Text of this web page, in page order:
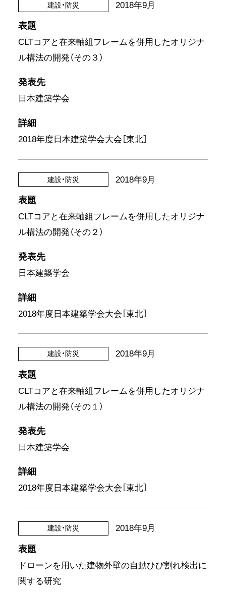
建設・防災 2018年9月
表題
CLTコアと在来軸組フレームを併用したオリジナ
ル構法の開発（その３）
発表先
日本建築学会
詳細
2018年度日本建築学会大会［東北］
建設・防災 2018年9月
表題
CLTコアと在来軸組フレームを併用したオリジナ
ル構法の開発（その２）
発表先
日本建築学会
詳細
2018年度日本建築学会大会［東北］
建設・防災 2018年9月
表題
CLTコアと在来軸組フレームを併用したオリジナ
ル構法の開発（その１）
発表先
日本建築学会
詳細
2018年度日本建築学会大会［東北］
建設・防災 2018年9月
表題
ドローンを用いた建物外壁の自動ひび割れ検出に
関する研究